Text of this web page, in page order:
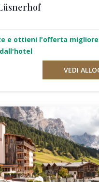
e ottieni l'offerta migliore
VEDI